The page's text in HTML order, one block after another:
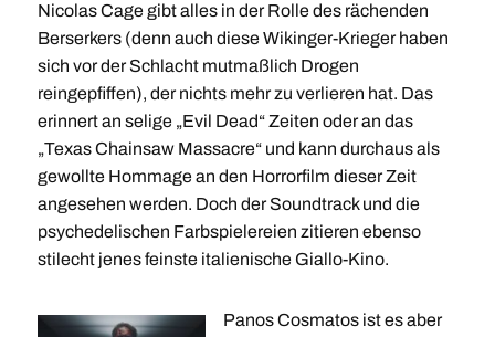
Nicolas Cage gibt alles in der Rolle des rächenden
Berserkers (denn auch diese Wikinger-Krieger haben
sich vor der Schlacht mutmaßlich Drogen
reingepfiffen), der nichts mehr zu verlieren hat. Das
erinnert an selige „Evil Dead“ Zeiten oder an das
„Texas Chainsaw Massacre“ und kann durchaus als
gewollte Hommage an den Horrorfilm dieser Zeit
angesehen werden. Doch der Soundtrack und die
psychedelischen Farbspielereien zitieren ebenso
stilecht jenes feinste italienische Giallo-Kino.
Panos Cosmatos ist es aber